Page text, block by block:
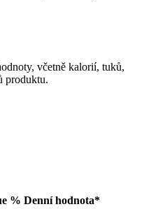
včetně kalorií, tuků,
produktu.
% Denní hodnota*